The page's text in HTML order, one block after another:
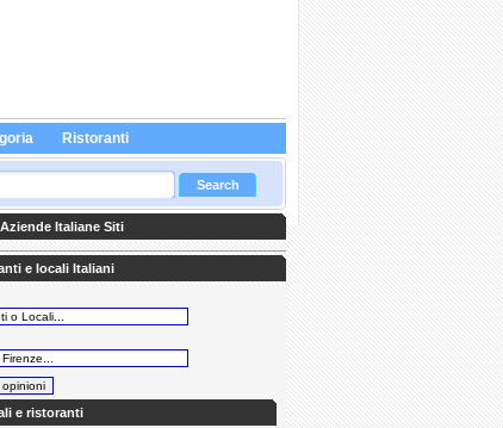
Ristoranti
Italiane Siti
e locali Italiani
e ristoranti